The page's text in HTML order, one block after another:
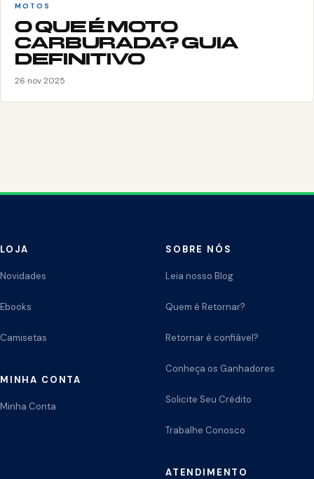
MOTOS
O QUE É MOTO
CARBURADA? GUIA
DEFINITIVO
26 nov 2025
LOJA
Novidades
Ebooks
Camisetas
MINHA CONTA
Minha Conta
SOBRE NÓS
Leia nosso Blog
Quem é Retornar?
Retornar é confiável?
Conheça os Ganhadores
Solicite Seu Crédito
Trabalhe Conosco
ATENDIMENTO